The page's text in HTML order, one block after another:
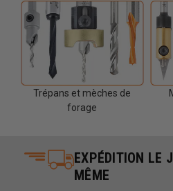
Trépans et mèches de
forage
EXPÉDITION LE
MÊME